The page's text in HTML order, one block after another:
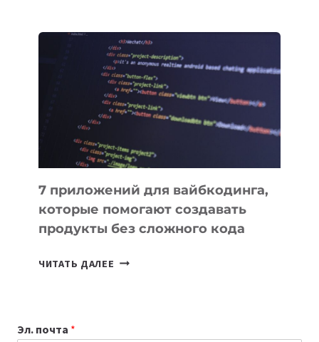
ПОЛЕЗНЫХ
ИНСТРУМЕНТОВ
ДЛЯ
РАБОТЫ
7 приложений для вайбкодинга,
которые помогают создавать
продукты без сложного кода
ЧИТАТЬ ДАЛЕЕ 7
Эл. почта *